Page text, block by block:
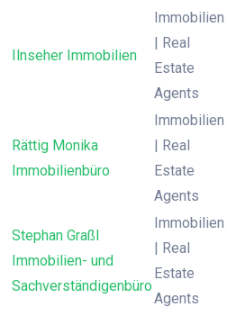
Ilnseher Immobilien
Immobilien
| Real
Estate
Agents
Rättig Monika
Immobilienbüro
Immobilien
| Real
Estate
Agents
Stephan Graßl
Immobilien- und
Sachverständigenbüro
Immobilien
| Real
Estate
Agents